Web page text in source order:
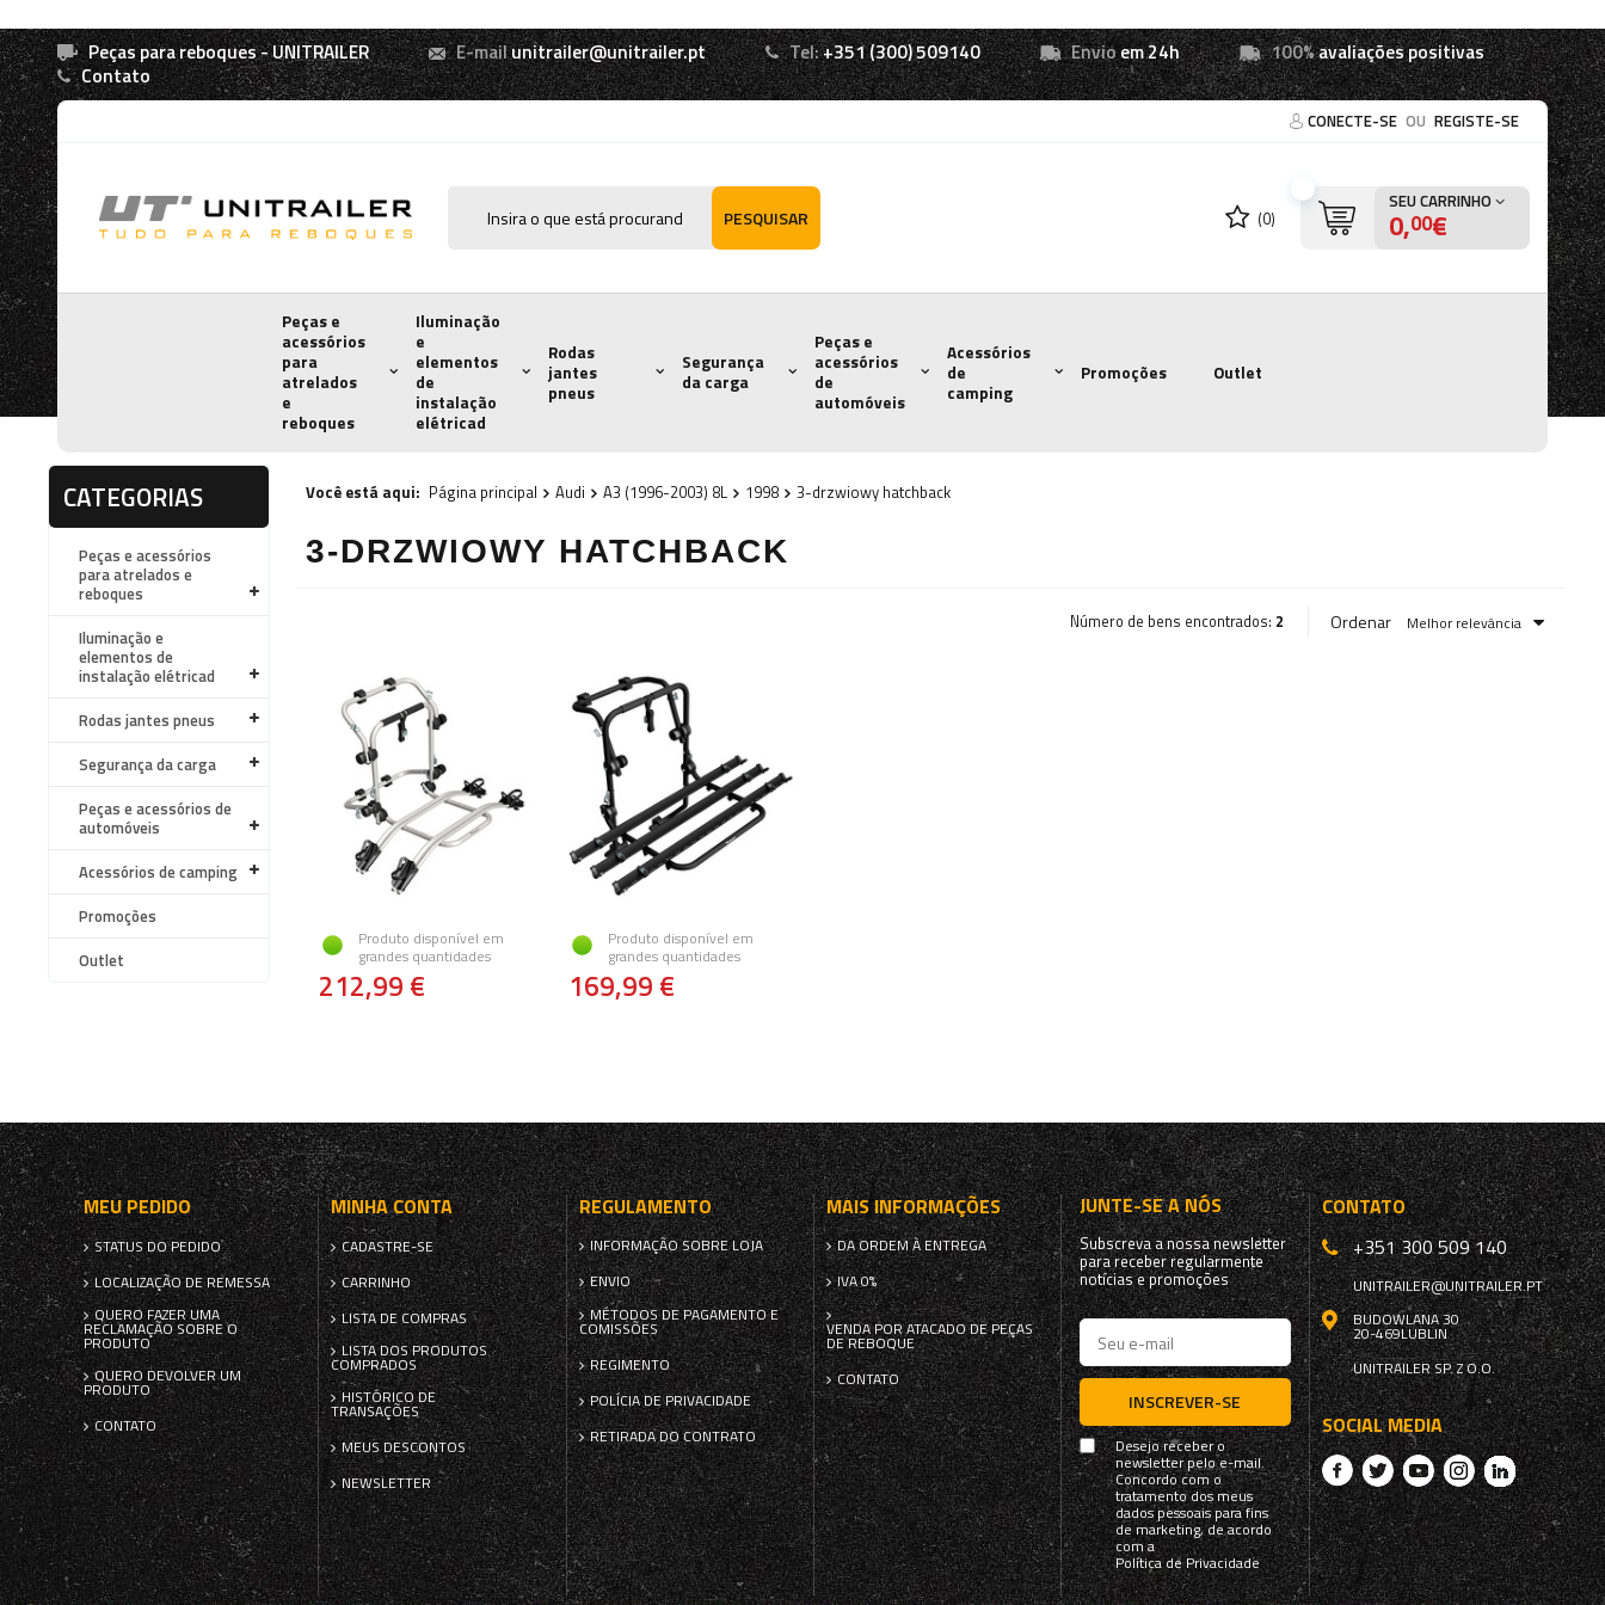
Peças para reboques - UNITRAILER E-mailunitrailer@unitrailer.pt Tel:+351 (300) 509140 Envioem 24h 100%avaliações positivas
Contato
CONECTE-SE OU REGISTE-SE
PESQUISAR (0)
SEU CARRINHO
0,00€
Peças e
acessórios
para
atrelados
e
reboques
Iluminação
e
elementos
de
instalação
elétricad
Rodas
jantes
pneus
Segurança
da carga
Peças e
acessórios
de
automóveis
Acessórios
de
camping
Promoções Outlet
CATEGORIAS
Peças e acessórios
para atrelados e
reboques
Iluminação e
elementos de
instalação elétricad
Rodas jantes pneus
Segurança da carga
Peças e acessórios de
automóveis
Acessórios de camping
Promoções
Outlet
Você está aqui: Página principal Audi A3 (1996-2003) 8L 1998 3-drzwiowy hatchback
3-DRZWIOWY HATCHBACK
Número de bens encontrados: 2 Ordenar Melhor relevância
Produto disponível em
grandes quantidades
212,99 €
Produto disponível em
grandes quantidades
169,99 €
MEU PEDIDO
STATUS DO PEDIDO
LOCALIZAÇÃO DE REMESSA
QUERO FAZER UMA
RECLAMAÇÃO SOBRE O
PRODUTO
QUERO DEVOLVER UM
PRODUTO
CONTATO
MINHA CONTA
CADASTRE-SE
CARRINHO
LISTA DE COMPRAS
LISTA DOS PRODUTOS
COMPRADOS
HISTÓRICO DE
TRANSAÇÕES
MEUS DESCONTOS
NEWSLETTER
REGULAMENTO
INFORMAÇÃO SOBRE LOJA
ENVIO
MÉTODOS DE PAGAMENTO E
COMISSÕES
REGIMENTO
POLÍCIA DE PRIVACIDADE
RETIRADA DO CONTRATO
MAIS INFORMAÇÕES
DA ORDEM À ENTREGA
IVA 0%
VENDA POR ATACADO DE PEÇAS
DE REBOQUE
CONTATO
JUNTE-SE A NÓS
Subscreva a nossa newsletter
para receber regularmente
notícias e promoções
INSCREVER-SE
Desejo receber o
newsletter pelo e-mail.
Concordo com o
tratamento dos meus
dados pessoais para fins
de marketing, de acordo
com a
Política de Privacidade
CONTATO
+351 300 509 140
UNITRAILER@UNITRAILER.PT
BUDOWLANA 30
20-469LUBLIN
UNITRAILER SP. Z O.O.
SOCIAL MEDIA